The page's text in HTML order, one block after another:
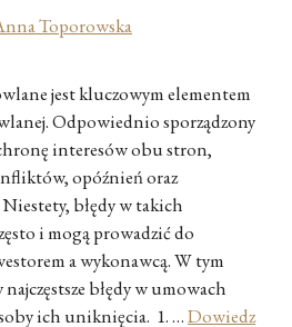
Toporowska
jest kluczowym elementem
Odpowiednio sporządzony
interesów obu stron,
opóźnień oraz
błędy w takich
i mogą prowadzić do
a wykonawcą. W tym
błędy w umowach
ich uniknięcia. 1. …Dowiedz